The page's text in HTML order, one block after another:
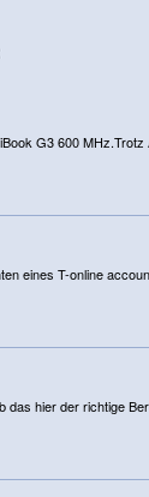
G3 600
eines T-online
das hier der richtige